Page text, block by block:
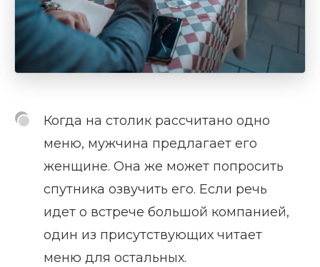
Когда на столик рассчитано одно
меню, мужчина предлагает его
женщине. Она же может попросить
спутника озвучить его. Если речь
идет о встрече большой компанией,
один из присутствующих читает
меню для остальных.